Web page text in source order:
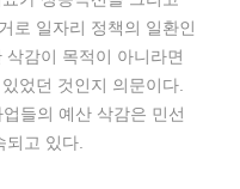
로 일자리 정책의 일환인
감이 목적이 아니라면
었던 것인지 의문이다.
들의 예산 삭감은 민선
되고 있다.